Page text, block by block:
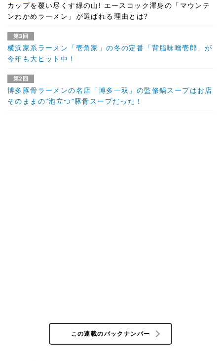
カップを覆い尽くす緑の山! エースコック渾身の「マウンテ
ンわかめラーメン」が選ばれる理由とは?
第3回
横浜家系ラーメン「壱角家」の冬の定番「背脂味噌壱郎」が
今年も大ヒット中！
第2回
博多豚骨ラーメンの名店「博多一双」の監修鍋スープはお店
そのままの“泡立つ”豚骨スープだった！
この連載のバックナンバー